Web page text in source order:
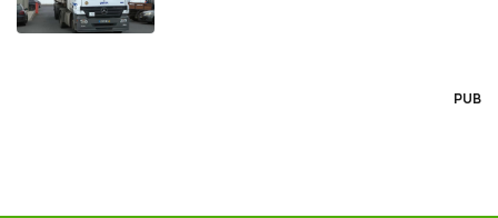
PUB